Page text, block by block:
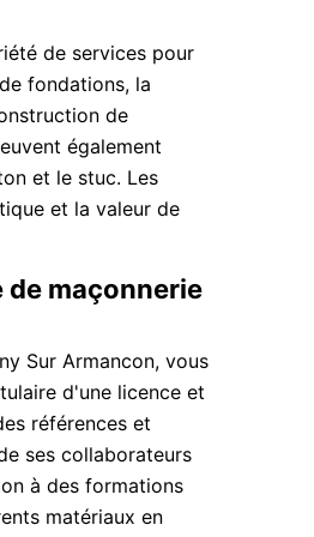
de services pour
fondations, la
de
également
et le stuc. Les
et la valeur de
maçonnerie
Sur Armancon, vous
d'une licence et
références et
ses collaborateurs
à des formations
matériaux en